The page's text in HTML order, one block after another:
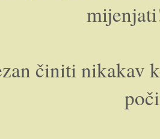
činiti nikakav